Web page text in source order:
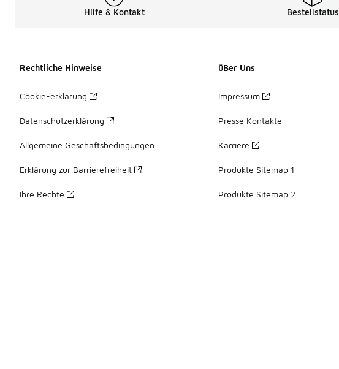
Hilfe & Kontakt Bestellstatus
Rechtliche Hinweise
Cookie-erklärung
Datenschutzerklärung
Allgemeine Geschäftsbedingungen
Erklärung zur Barrierefreiheit
Ihre Rechte
üBer Uns
Impressum
Presse Kontakte
Karriere
Produkte Sitemap 1
Produkte Sitemap 2